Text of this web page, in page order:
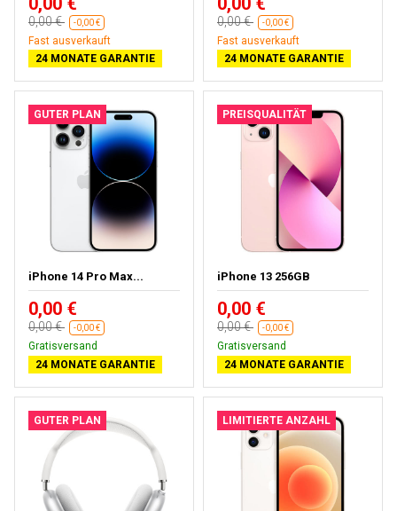
0,00 € -0,00 €
Fast ausverkauft
24 MONATE GARANTIE
0,00 € -0,00 €
Fast ausverkauft
24 MONATE GARANTIE
GUTER PLAN
iPhone 14 Pro Max...
0,00 €
0,00 € -0,00 €
Gratisversand
24 MONATE GARANTIE
PREISQUALITÄT
iPhone 13 256GB
0,00 €
0,00 € -0,00 €
Gratisversand
24 MONATE GARANTIE
GUTER PLAN LIMITIERTE ANZAHL